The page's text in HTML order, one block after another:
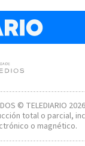
© TELEDIARIO 2026
total o parcial,
o magnético.